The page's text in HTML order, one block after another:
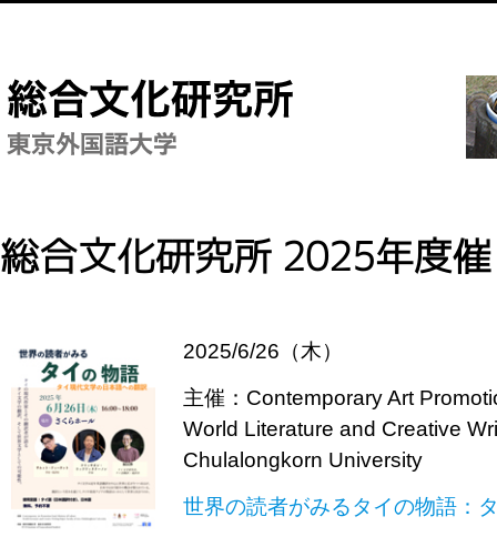
総合文化研究所 2025年度
2025/6/26（木）
主催：Contemporary Art
World Literature and Creative
Chulalongkorn University
世界の読者がみるタイの物語：